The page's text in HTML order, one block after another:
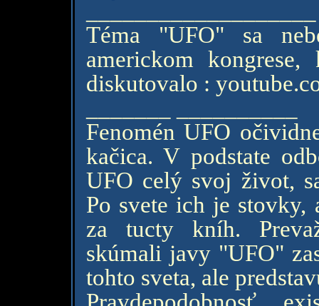
Téma "UFO" sa
americkom
diskutovalo :
Fenomén UFO
kačica. V podstate
UFO celý svoj život,
Po svete ich je
za tucty kníh.
skúmali javy "UFO"
tohto sveta, ale